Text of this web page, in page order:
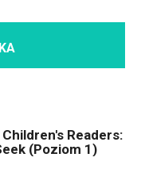
Readers:
(Poziom 1)